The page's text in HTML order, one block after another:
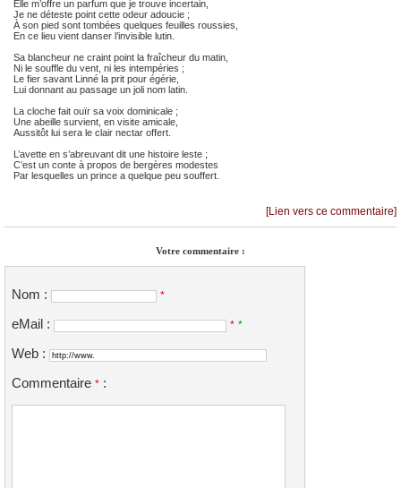
Elle m’offre un parfum que je trouve incertain,
Je ne déteste point cette odeur adoucie ;
À son pied sont tombées quelques feuilles roussies,
En ce lieu vient danser l’invisible lutin.
Sa blancheur ne craint point la fraîcheur du matin,
Ni le souffle du vent, ni les intempéries ;
Le fier savant Linné la prit pour égérie,
Lui donnant au passage un joli nom latin.
La cloche fait ouïr sa voix dominicale ;
Une abeille survient, en visite amicale,
Aussitôt lui sera le clair nectar offert.
L’avette en s’abreuvant dit une histoire leste ;
C’est un conte à propos de bergères modestes
Par lesquelles un prince a quelque peu souffert.
[Lien vers ce commentaire]
Votre commentaire :
Nom : *
eMail : * *
Web :
Commentaire * :